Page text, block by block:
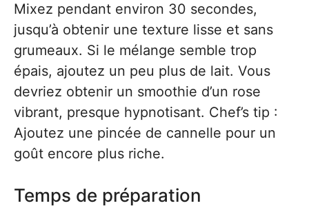
Mixez pendant environ 30 secondes,
jusqu’à obtenir une texture lisse et sans
grumeaux. Si le mélange semble trop
épais, ajoutez un peu plus de lait. Vous
devriez obtenir un smoothie d’un rose
vibrant, presque hypnotisant. Chef’s tip :
Ajoutez une pincée de cannelle pour un
goût encore plus riche.
Temps de préparation